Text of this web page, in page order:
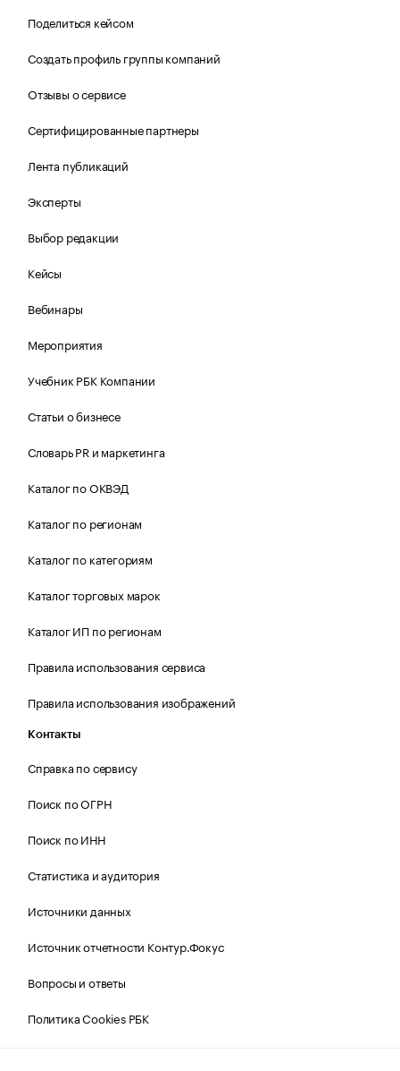
Поделиться кейсом
Создать профиль группы компаний
Отзывы о сервисе
Сертифицированные партнеры
Лента публикаций
Эксперты
Выбор редакции
Кейсы
Вебинары
Мероприятия
Учебник РБК Компании
Статьи о бизнесе
Словарь PR и маркетинга
Каталог по ОКВЭД
Каталог по регионам
Каталог по категориям
Каталог торговых марок
Каталог ИП по регионам
Правила использования сервиса
Правила использования изображений
Контакты
Справка по сервису
Поиск по ОГРН
Поиск по ИНН
Статистика и аудитория
Источники данных
Источник отчетности Контур.Фокус
Вопросы и ответы
Политика Cookies РБК